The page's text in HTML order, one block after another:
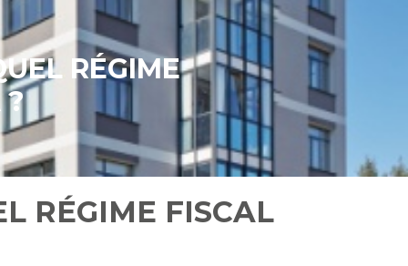
RÉGIME
?
RÉGIME FISCAL